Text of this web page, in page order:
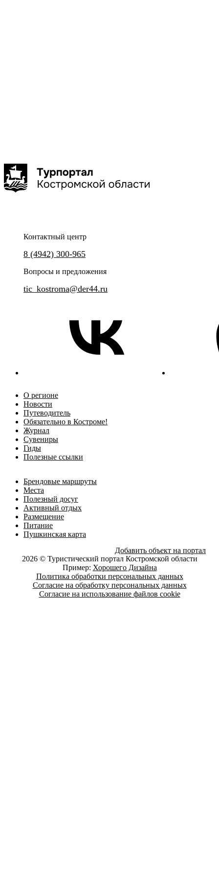
Контактный центр
8 (4942) 300-965
Вопросы и предложения
tic_kostroma@der44.ru
О регионе
Новости
Путеводитель
Обязательно в Костроме!
Журнал
Сувениры
Гиды
Полезные ссылки
Брендовые маршруты
Места
Полезный досуг
Активный отдых
Размещение
Питание
Пушкинская карта
Добавить объект на портал
2026 © Туристический портал Костромской области
Пример: Хорошего Дизайна
Политика обработки персональных данных
Согласие на обработку персональных данных
Согласие на использование файлов cookie